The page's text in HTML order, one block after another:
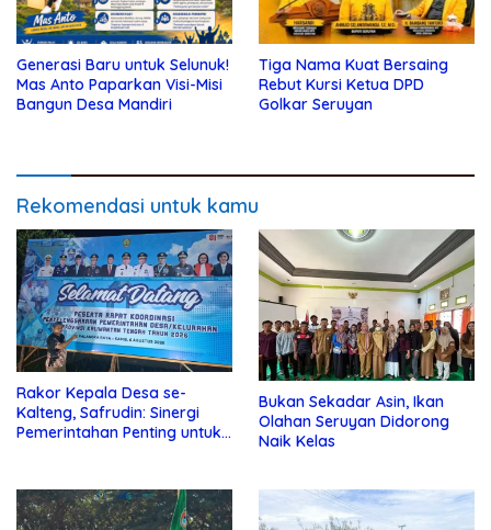
Generasi Baru untuk Selunuk!
Mas Anto Paparkan Visi-Misi
Bangun Desa Mandiri
Tiga Nama Kuat Bersaing
Rebut Kursi Ketua DPD
Golkar Seruyan
Rekomendasi untuk kamu
Rakor Kepala Desa se-
Kalteng, Safrudin: Sinergi
Pemerintahan Penting untuk
Bukan Sekadar Asin, Ikan
Olahan Seruyan Didorong
Naik Kelas